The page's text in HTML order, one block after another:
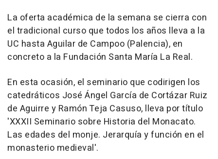
La oferta académica de la semana se cierra con
el tradicional curso que todos los años lleva a la
UC hasta Aguilar de Campoo (Palencia), en
concreto a la Fundación Santa María La Real.
En esta ocasión, el seminario que codirigen los
catedráticos José Ángel García de Cortázar Ruiz
de Aguirre y Ramón Teja Casuso, lleva por título
'XXXII Seminario sobre Historia del Monacato.
Las edades del monje. Jerarquía y función en el
monasterio medieval'.